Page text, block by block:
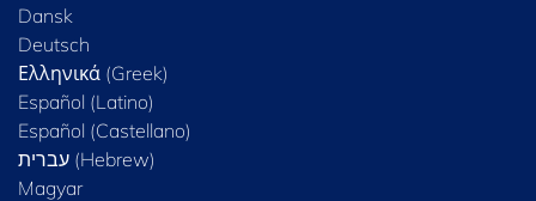
Dansk
Deutsch
Ελληνικά (Greek)
Español (Latino)
Español (Castellano)
Magyar